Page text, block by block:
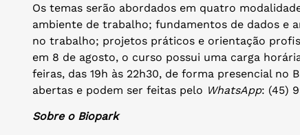
Os temas serão abordados em quatro
ambiente de trabalho; fundamentos de dados e
no trabalho; projetos práticos e orientação
em 8 de agosto, o curso possui uma carga
feiras, das 19h às 22h30, de forma presencial no
abertas e podem ser feitas pelo WhatsApp: (45)
Sobre o Biopark